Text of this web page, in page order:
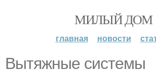
МИЛЫЙ ДОМ
главная новости
Вытяжные системы